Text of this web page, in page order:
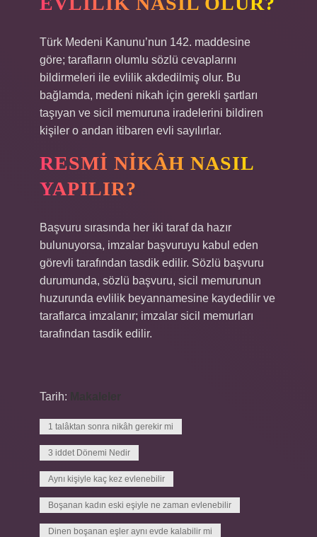
Türk Medeni Kanunu’nun 142. maddesine
göre; tarafların olumlu sözlü cevaplarını
bildirmeleri ile evlilik akdedilmiş olur. Bu
bağlamda, medeni nikah için gerekli şartları
taşıyan ve sicil memuruna iradelerini bildiren
kişiler o andan itibaren evli sayılırlar.
RESMI NIKÂH NASIL
YAPILIR?
Başvuru sırasında her iki taraf da hazır
bulunuyorsa, imzalar başvuruyu kabul eden
görevli tarafından tasdik edilir. Sözlü başvuru
durumunda, sözlü başvuru, sicil memurunun
huzurunda evlilik beyannamesine kaydedilir ve
taraflarca imzalanır; imzalar sicil memurları
tarafından tasdik edilir.
Tarih:
1 talâktan sonra nikâh gerekir mi
3 iddet Dönemi Nedir
Aynı kişiyle kaç kez evlenebilir
Boşanan kadın eski eşiyle ne zaman evlenebilir
Dinen boşanan eşler aynı evde kalabilir mi